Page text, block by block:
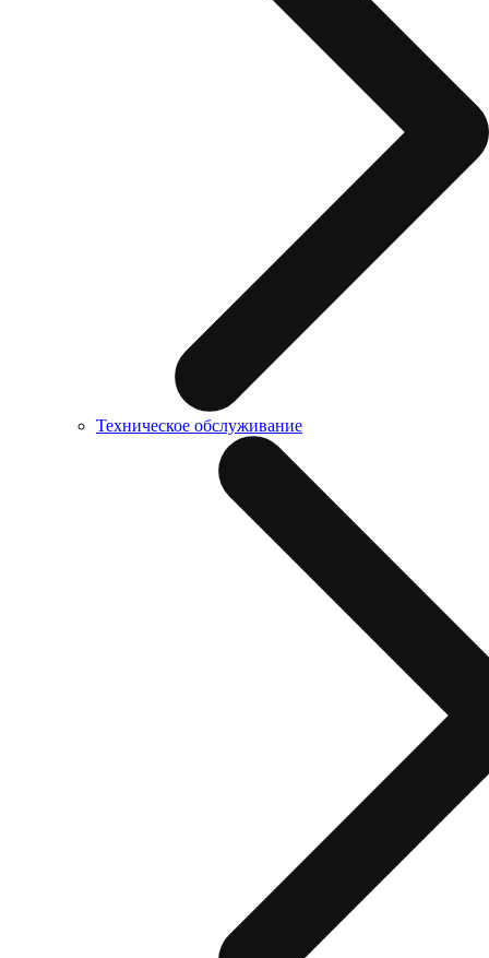
Техническое обслуживание